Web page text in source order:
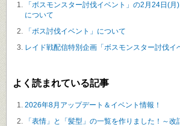
「ボスモンスター討伐イベント」の2月24日(
について
「ボス討伐イベント」について
レイド戦配信特別企画「ボスモンスター討伐イ
よく読まれている記事
2026年8月アップデート＆イベント情報！
「表情」と「髪型」の一覧を作りました！～改